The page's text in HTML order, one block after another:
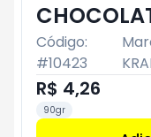
Código:
#10423
R$ 4,26
90gr